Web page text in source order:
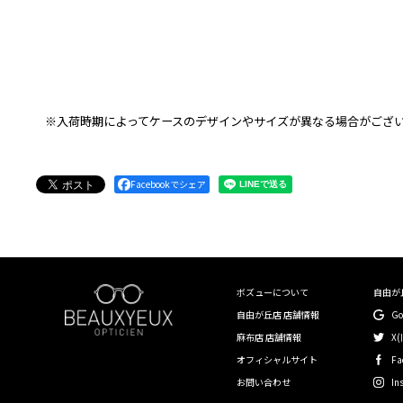
※入荷時期によってケースのデザインやサイズが異なる場合がござ
Facebookでシェア
ボズューについて
自由が丘店 店舗情報
麻布店 店舗情報
オフィシャルサイト
お問い合わせ
自由が